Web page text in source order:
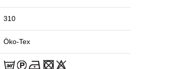
310
Öko-Tex